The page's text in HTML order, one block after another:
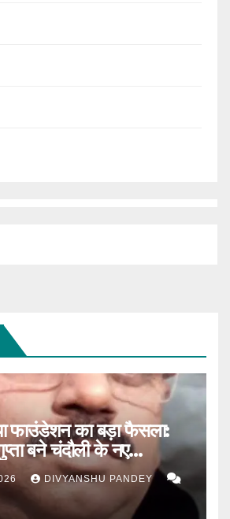
फाउंडेशन का बड़ा फैसला:
बने चंदौली के नए
DIVYANSHU PANDEY